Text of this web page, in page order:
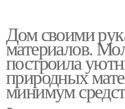
Дом своими
материалов.
построила
природных
минимум